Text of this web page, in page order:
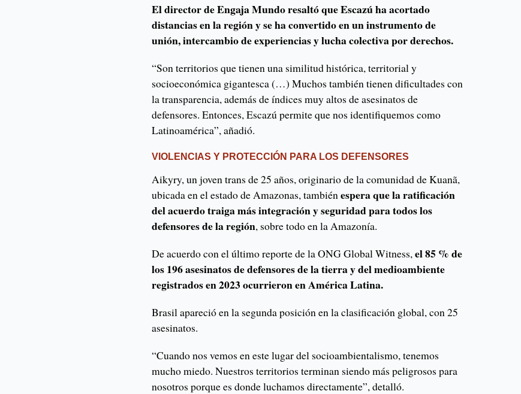
El director de Engaja Mundo resaltó que Escazú ha acortado
distancias en la región y se ha convertido en un instrumento de
unión, intercambio de experiencias y lucha colectiva por derechos.
“Son territorios que tienen una similitud histórica, territorial y
socioeconómica gigantesca (…) Muchos también tienen dificultades con
la transparencia, además de índices muy altos de asesinatos de
defensores. Entonces, Escazú permite que nos identifiquemos como
Latinoamérica”, añadió.
VIOLENCIAS Y PROTECCIÓN PARA LOS DEFENSORES
Aikyry, un joven trans de 25 años, originario de la comunidad de Kuanã,
ubicada en el estado de Amazonas, tambiénespera que la ratificación
del acuerdo traiga más integración y seguridad para todos los
defensores de la región, sobre todo en la Amazonía.
De acuerdo con el último reporte de la ONG Global Witness,el 85 % de
los 196 asesinatos de defensores de la tierra y del medioambiente
registrados en 2023 ocurrieron en América Latina.
Brasil apareció en la segunda posición en la clasificación global, con 25
asesinatos.
“Cuando nos vemos en este lugar del socioambientalismo, tenemos
mucho miedo. Nuestros territorios terminan siendo más peligrosos para
nosotros porque es donde luchamos directamente”, detalló.